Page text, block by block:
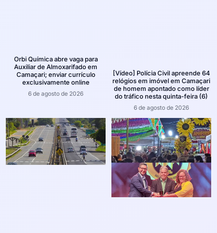
Orbi Química abre vaga para
Auxiliar de Almoxarifado em
Camaçari; enviar currículo
exclusivamente online
6 de agosto de 2026
[Vídeo] Polícia Civil apreende 64
relógios em imóvel em Camaçari
de homem apontado como líder
do tráfico nesta quinta-feira (6)
6 de agosto de 2026